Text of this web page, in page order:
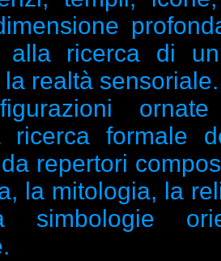
alla ricerca di
realtà sensoriale.
ricerca formale
repertori
la mitologia, la
simbologie